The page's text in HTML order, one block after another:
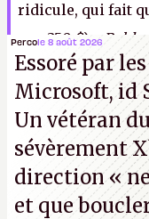
ridicule, qui fait
que 350 $)…
préparer les
plateformes
Percole 8 août 2026
Essoré par
Microsoft, id
Un vétéran
sévèrement
direction«
et que